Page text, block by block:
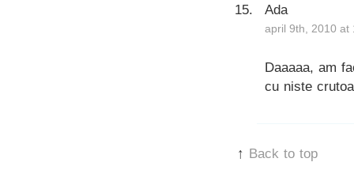
Ada
april 9th, 2010 at
Daaaaa, am
cu niste
↑ Back to top